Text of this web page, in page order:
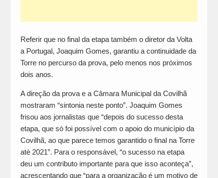
Referir que no final da etapa também o diretor da Volta
a Portugal, Joaquim Gomes, garantiu a continuidade da
Torre no percurso da prova, pelo menos nos próximos
dois anos.
A direção da prova e a Câmara Municipal da Covilhã
mostraram “sintonia neste ponto”. Joaquim Gomes
frisou aos jornalistas que “depois do sucesso desta
etapa, que só foi possível com o apoio do município da
Covilhã, ao que parece temos garantido o final na Torre
até 2021”. Para o responsável, “o sucesso na etapa
deu um contributo importante para que isso aconteça”,
acrescentando que “para a organização é um motivo de